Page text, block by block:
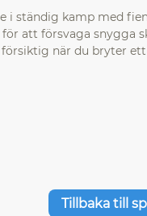
i ständig kamp med
att försvaga snygga
när du bryter
Tillbaka till